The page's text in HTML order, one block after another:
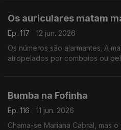
Os auriculares matam
Ep. 117
12 jun. 2026
Os números são alarmantes. A
atropelados por comboios ou
Bumba na Fofinha
Ep. 116
11 jun. 2026
Chama-se Mariana Cabral, mas